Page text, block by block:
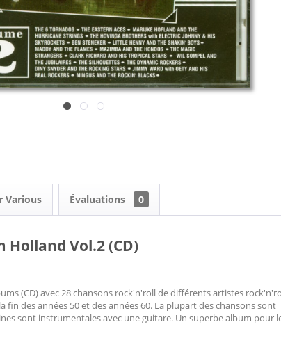
Various Évaluations 0
Holland Vol.2 (CD)
(CD) avec 28 chansons rock'n'roll de différents artistes
fin des années 50 et des années 60. La plupart des chansons sont
sont instrumentales avec une guitare. Un superbe album pour